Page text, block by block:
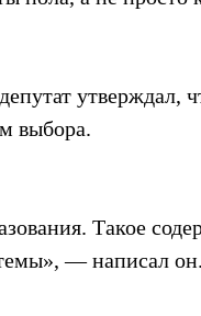
утверждал,
выбора.
Такое
— написал он.